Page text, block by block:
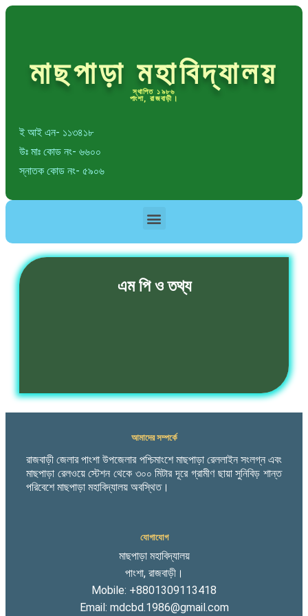
মাছপাড়া মহাবিদ্যালয়
স্থাপিত ১৯৮৬
পাংশা, রাজবাড়ী।
ই আই এন- ১১৩৪১৮
উঃ মাঃ কোড নং- ৬৬০০
স্নাতক কোড নং- ৫৯০৬
এম পি ও তথ্য
আমাদের সম্পর্কে
রাজবাড়ী জেলার পাংশা উপজেলার পশ্চিমাংশে মাছপাড়া রেললাইন সংলগ্ন এবং
মাছপাড়া রেলওয়ে স্টেশন থেকে ৩০০ মিটার দূরে গ্রামীণ ছায়া সুনিবিড় শান্ত
পরিবেশে মাছপাড়া মহাবিদ্যালয় অবস্থিত।
যোগাযোগ
মাছপাড়া মহাবিদ্যালয়
পাংশা, রাজবাড়ী।
Mobile: +8801309113418
Email: mdcbd.1986@gmail.com